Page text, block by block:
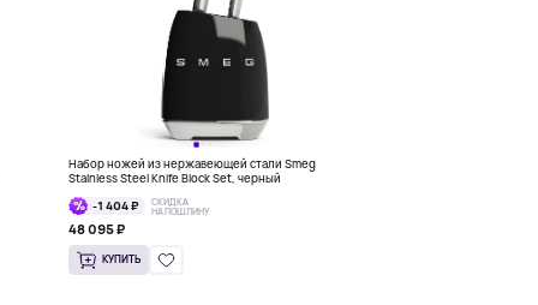
Набор ножей из нержавеющей стали Smeg
Stainless Steel Knife Block Set, черный
-1 404 ₽
СКИДКА
НА ПОШЛИНУ
48 095 ₽
КУПИТЬ